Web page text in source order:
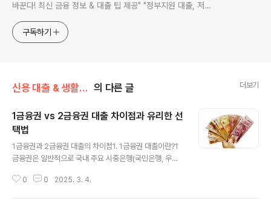
바꾼다! 최신 금융 정보 & 대출 팁 제공" "정부지원 대출, 저금
"대출 고민 해결! 신용점수 관리부터 소액대출까지 한눈에 확
인하는 스마트 재테크 블로그" "금융을 알면 돈이 보인다! 신
구독하기
신용 대출 & 생활비 대출 의 다른 글 더보기
1금융권 vs 2금융권 대출 차이점과 유리한 선
택법
1금융권과 2금융권 대출의 차이점1. 1금융권 대출이란?1
금융권은 일반적으로 국내 주요 시중은행(국민은행, 우리
관은 금융감독원의 엄격한 규제를 받으며, 안정성이 높고
0 0 2025. 3. 4.